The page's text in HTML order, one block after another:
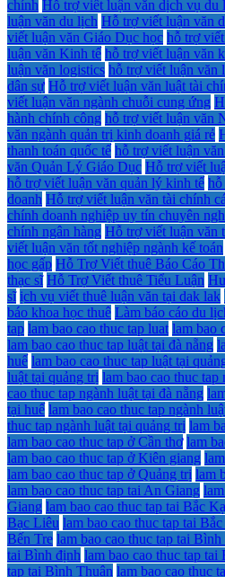
chính Hỗ trợ viết luận văn dịch vụ du
luận văn du lịch Hỗ trợ viết luận văn
viết luận văn Giáo Dục học hỗ trợ
luận văn Kinh tế hỗ trợ viết luận văn
luận văn logistics hỗ trợ viết luận văn
dân sự Hỗ trợ viết luận văn luật tài
viết luận văn ngành chuỗi cung ứng
hành chính công hỗ trợ viết luận văn
văn ngành quản trị kinh doanh giá rẻ
thanh toán quốc tế hỗ trợ viết luận
văn Quản Lý Giáo Dục Hỗ trợ viết
hỗ trợ viết luận văn quản lý kinh tế hỗ
doanh Hỗ trợ viết luận văn tài chính
chính doanh nghiệp uy tín chuyên
chính ngân hàng Hỗ trợ viết luận văn
viết luận văn tốt nghiệp ngành kế toán
học gấp Hỗ Trợ Viết thuê Báo Cáo
thạc sĩ Hỗ Trợ Viết thuê Tiểu Luận
sĩ ịch vụ viết thuê luận văn tại dak lak
báo khoa học thuê Làm báo cáo du
tap lam bao cao thuc tap luat lam bao
lam bao cao thuc tap luật tại đà nẵng
huế lam bao cao thuc tap luật tại
luật tại quảng trị lam bao cao thuc tap
cao thuc tap ngành luật tại đà nẵng
tại huế lam bao cao thuc tap ngành
thuc tap ngành luật tại quảng trị lam
lam bao cao thuc tap ở Cần thơ lam
lam bao cao thuc tap ở Kiên giang
lam bao cao thuc tap ở Quảng trị lam
lam bao cao thuc tap tai An Giang
Giang lam bao cao thuc tap tai Bắc
Bạc Liêu lam bao cao thuc tap tai
Bến Tre lam bao cao thuc tap tai
tai Bình định lam bao cao thuc tap tai
tap tai Bình Thuận lam bao cao thuc